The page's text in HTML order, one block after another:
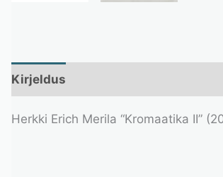
Kirjeldus
Herkki Erich Merila “Kromaatika II”